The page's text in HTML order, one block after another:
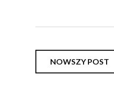
NOWSZY POST